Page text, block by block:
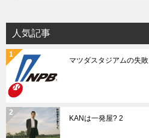
人気記事
マツダスタジアムの失敗
KANは一発屋? 2